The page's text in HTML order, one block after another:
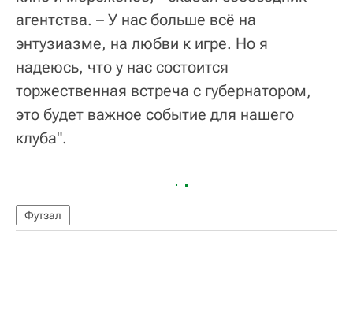
агентства. – У нас больше всё на
энтузиазме, на любви к игре. Но я
надеюсь, что у нас состоится
торжественная встреча с губернатором,
это будет важное событие для нашего
клуба".
Футзал